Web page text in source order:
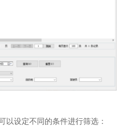
以设定不同的条件进行筛选：